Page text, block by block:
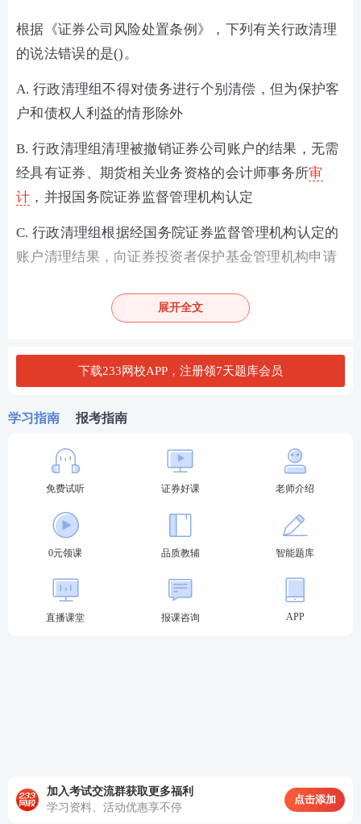
根据《证券公司风险处置条例》，下列有关行政清理
的说法错误的是()。
A. 行政清理组不得对债务进行个别清偿，但为保护客
户和债权人利益的情形除外
B. 行政清理组清理被撤销证券公司账户的结果，无需
经具有证券、期货相关业务资格的会计师事务所审
计 ，并报国务院证券监督管理机构认定
C. 行政清理组根据经国务院证券监督管理机构认定的
账户清理结果，向证券投资者保护基金管理机构申请
D. 行政清理是被处置证券公司破产清算的前置程序，
司未履行完毕合同，以保护客户和债权人的利益
因违法行为或者违纪行为被解除职务的证券交易场
所、证券登记结算机构的负责人，或者证券公司的董
()年，不得担任证券交易所的负责人。
展开全文
下载233网校APP，注册领7天题库会员
学习指南 报考指南
免费试听 证券好课 老师介绍
0元领课 品质教辅 智能题库
直播课堂 报课咨询 APP
加入考试交流群获取更多福利
学习资料、活动优惠享不停
点击添加